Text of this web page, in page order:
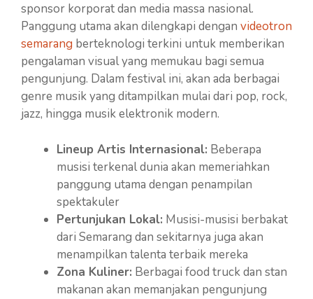
sponsor korporat dan media massa nasional.
Panggung utama akan dilengkapi dengan videotron
semarang berteknologi terkini untuk memberikan
pengalaman visual yang memukau bagi semua
pengunjung. Dalam festival ini, akan ada berbagai
genre musik yang ditampilkan mulai dari pop, rock,
jazz, hingga musik elektronik modern.
Lineup Artis Internasional: Beberapa
musisi terkenal dunia akan memeriahkan
panggung utama dengan penampilan
spektakuler
Pertunjukan Lokal: Musisi-musisi berbakat
dari Semarang dan sekitarnya juga akan
menampilkan talenta terbaik mereka
Zona Kuliner: Berbagai food truck dan stan
makanan akan memanjakan pengunjung